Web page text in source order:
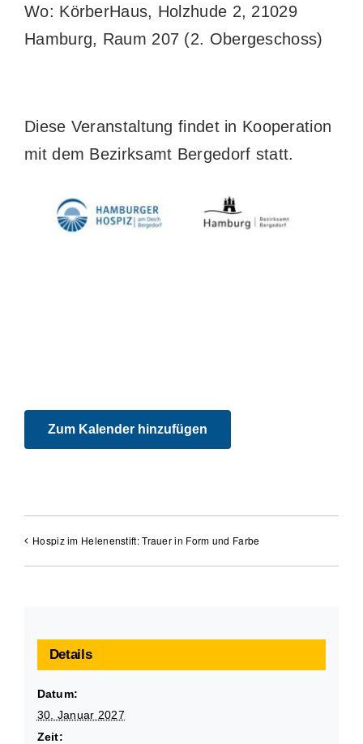
Wo: KörberHaus, Holzhude 2, 21029
Hamburg, Raum 207 (2. Obergeschoss)
Diese Veranstaltung findet in Kooperation
mit dem Bezirksamt Bergedorf statt.
Zum Kalender hinzufügen
Hospiz im Helenenstift: Trauer in Form und Farbe
Details
Datum:
30. Januar 2027
Zeit: